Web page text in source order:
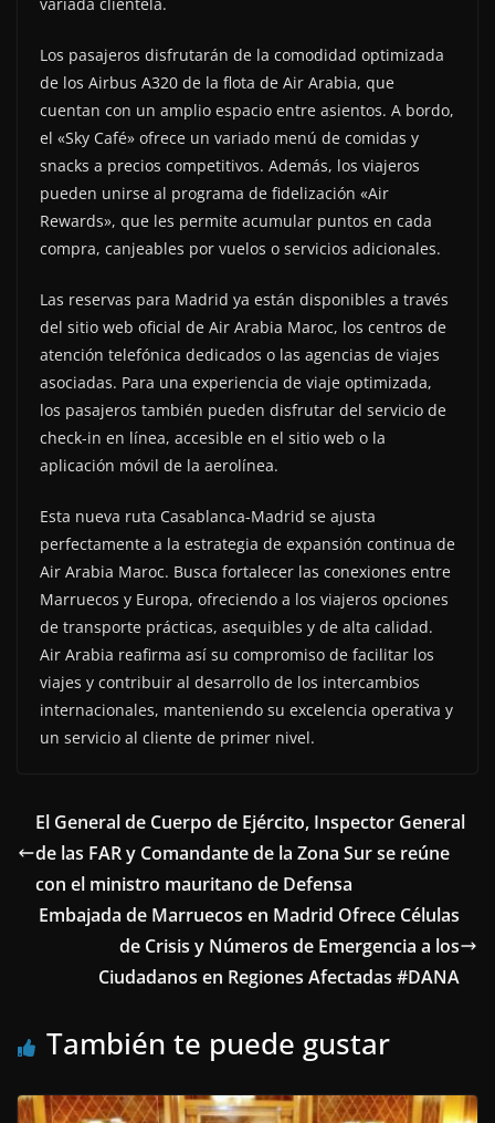
Los pasajeros disfrutarán de la comodidad optimizada
de los Airbus A320 de la flota de Air Arabia, que
cuentan con un amplio espacio entre asientos. A bordo,
el «Sky Café» ofrece un variado menú de comidas y
snacks a precios competitivos. Además, los viajeros
pueden unirse al programa de fidelización «Air
Rewards», que les permite acumular puntos en cada
compra, canjeables por vuelos o servicios adicionales.
Las reservas para Madrid ya están disponibles a través
del sitio web oficial de Air Arabia Maroc, los centros de
atención telefónica dedicados o las agencias de viajes
asociadas. Para una experiencia de viaje optimizada,
los pasajeros también pueden disfrutar del servicio de
check-in en línea, accesible en el sitio web o la
aplicación móvil de la aerolínea.
Esta nueva ruta Casablanca-Madrid se ajusta
perfectamente a la estrategia de expansión continua de
Air Arabia Maroc. Busca fortalecer las conexiones entre
Marruecos y Europa, ofreciendo a los viajeros opciones
de transporte prácticas, asequibles y de alta calidad.
Air Arabia reafirma así su compromiso de facilitar los
viajes y contribuir al desarrollo de los intercambios
internacionales, manteniendo su excelencia operativa y
un servicio al cliente de primer nivel.
El General de Cuerpo de Ejército, Inspector General
de las FAR y Comandante de la Zona Sur se reúne
con el ministro mauritano de Defensa
Embajada de Marruecos en Madrid Ofrece Células
de Crisis y Números de Emergencia a los
Ciudadanos en Regiones Afectadas #DANA
También te puede gustar